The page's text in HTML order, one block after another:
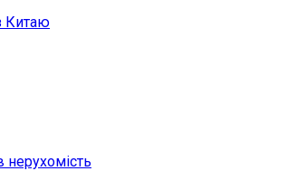
Китаю
нерухомість